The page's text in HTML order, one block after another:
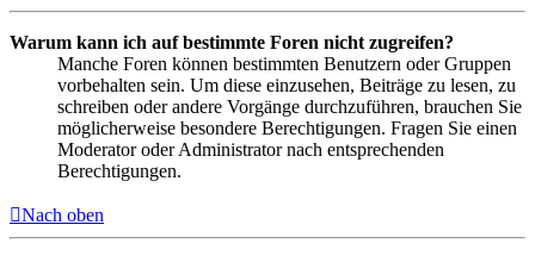
Warum kann ich auf bestimmte Foren nicht zugreifen?
Manche Foren können bestimmten Benutzern oder Gruppen
vorbehalten sein. Um diese einzusehen, Beiträge zu lesen, zu
schreiben oder andere Vorgänge durchzuführen, brauchen Sie
möglicherweise besondere Berechtigungen. Fragen Sie einen
Moderator oder Administrator nach entsprechenden
Berechtigungen.
Nach oben